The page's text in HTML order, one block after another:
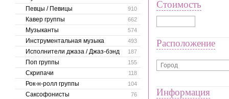
910
Певцы / Певицы
662
Кавер группы
574
Музыканты
493
Инструментальная музыка
187
Исполнители джаза / Джаз-бэнд
155
Поп группы
118
Скрипачи
104
Рок-н-ролл группы
76
Саксофонисты
Стоимость
Расположение
Информация